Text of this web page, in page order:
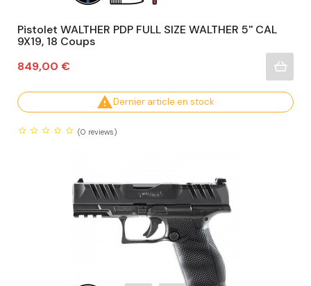
Pistolet WALTHER PDP FULL SIZE WALTHER 5'' CAL
9X19, 18 Coups
Prix
849,00 €
Dernier article en stock
(0 reviews)